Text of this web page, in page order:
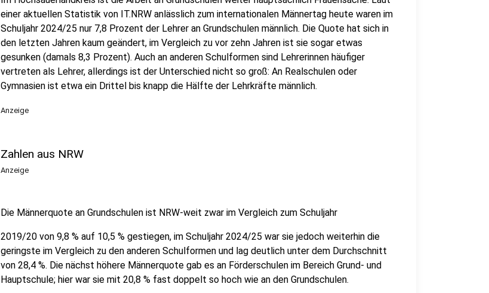
einer aktuellen Statistik von IT.NRW anlässlich zum internationalen Männertag heute waren im
Schuljahr 2024/25 nur 7,8 Prozent der Lehrer an Grundschulen männlich. Die Quote hat sich in
den letzten Jahren kaum geändert, im Vergleich zu vor zehn Jahren ist sie sogar etwas
gesunken (damals 8,3 Prozent). Auch an anderen Schulformen sind Lehrerinnen häufiger
vertreten als Lehrer, allerdings ist der Unterschied nicht so groß: An Realschulen oder
Gymnasien ist etwa ein Drittel bis knapp die Hälfte der Lehrkräfte männlich.
Anzeige
Zahlen aus NRW
Anzeige
Die Männerquote an Grundschulen ist NRW-weit zwar im Vergleich zum Schuljahr
2019/20 von 9,8 % auf 10,5 % gestiegen, im Schuljahr 2024/25 war sie jedoch weiterhin die
geringste im Vergleich zu den anderen Schulformen und lag deutlich unter dem Durchschnitt
von 28,4 %. Die nächst höhere Männerquote gab es an Förderschulen im Bereich Grund- und
Hauptschule; hier war sie mit 20,8 % fast doppelt so hoch wie an den Grundschulen.